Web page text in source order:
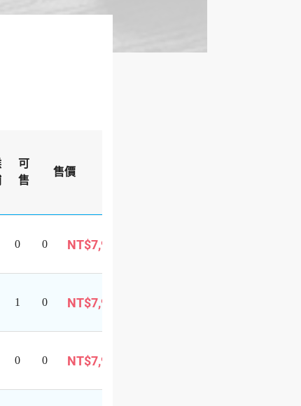
可
售
售價
0 0 NT$7,999
1 0 NT$7,999
0 0 NT$7,999